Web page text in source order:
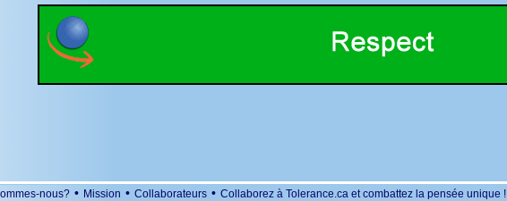
nous? • Mission • Collaborateurs • Collaborez à Tolerance.ca et combattez la pensée unique !